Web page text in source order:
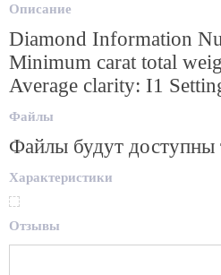
Описание
Diamond Information
Minimum carat total
Average clarity: I1
Файлы
Файлы будут доступны
Характеристики
Отзывы